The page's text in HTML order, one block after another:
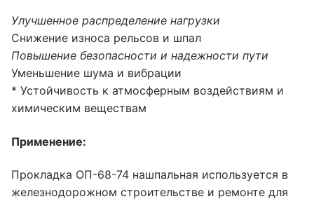
Улучшенное распределение нагрузки
Снижение износа рельсов и шпал
Повышение безопасности и надежности пути
Уменьшение шума и вибрации
* Устойчивость к атмосферным воздействиям и
химическим веществам
Применение:
Прокладка ОП-68-74 нашпальная используется в
железнодорожном строительстве и ремонте для